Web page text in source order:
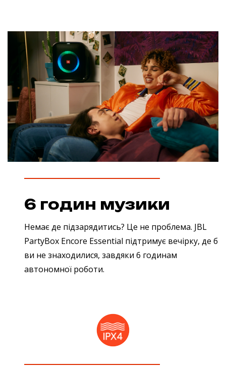
6 годин музики
Немає де підзарядитись? Це не проблема. JBL
PartyBox Encore Essential підтримує вечірку, де б
ви не знаходилися, завдяки 6 годинам
автономної роботи.